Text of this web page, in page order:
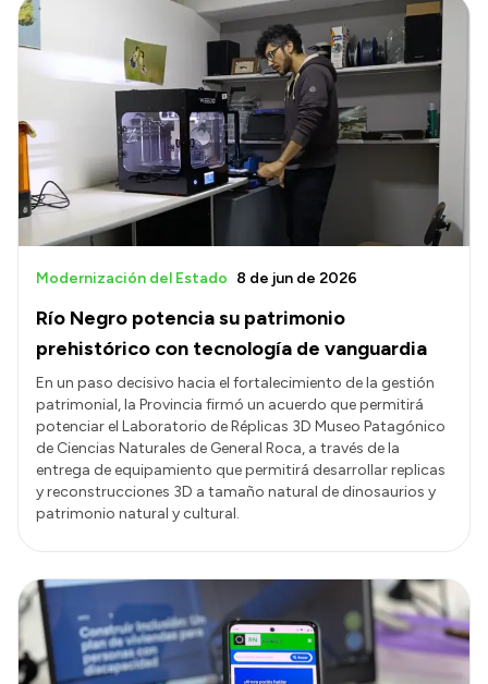
Río Negro potencia su patrimonio
prehistórico con tecnología de vanguardia
Modernización del Estado 8 de jun de 2026
En un paso decisivo hacia el fortalecimiento de la gestión
patrimonial, la Provincia firmó un acuerdo que permitirá
potenciar el Laboratorio de Réplicas 3D Museo Patagónico
de Ciencias Naturales de General Roca, a través de la
entrega de equipamiento que permitirá desarrollar replicas
y reconstrucciones 3D a tamaño natural de dinosaurios y
patrimonio natural y cultural.